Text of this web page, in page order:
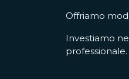
Offriamo
Investiamo
professionale.